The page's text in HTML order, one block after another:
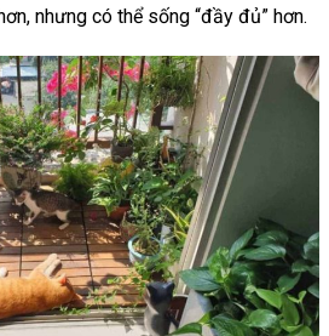
nhưng có thể sống “đầy đủ” hơn.